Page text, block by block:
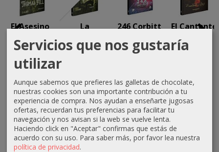
El Asesino
Fell
9,07 €
La
Final
246 Corbitt
17,06 €
El Cantante
17,96 €
Servicios que nos gustaría
utilizar
Aunque sabemos que prefieres las galletas de chocolate,
nuestras cookies son una importante contribución a tu
experiencia de compra. Nos ayudan a enseñarte jugosas
ofertas, recuerdan tus preferencias para facilitar tu
navegación y nos avisan si la web se vuelve lenta.
Haciendo click en "Aceptar" confirmas que estás de
acuerdo con su uso. Para saber más, por favor lea nuestra
política de privacidad.